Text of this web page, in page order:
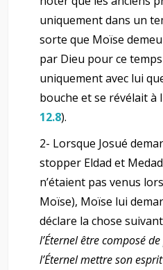
uniquement dans un
sorte que Moïse
par Dieu pour ce temps
uniquement avec lui
bouche et se révélait à
12.8).
2- Lorsque Josué
stopper Eldad et
n’étaient pas venus
Moïse), Moïse lui
déclare la chose
l’Éternel être composé
l’Éternel mettre son